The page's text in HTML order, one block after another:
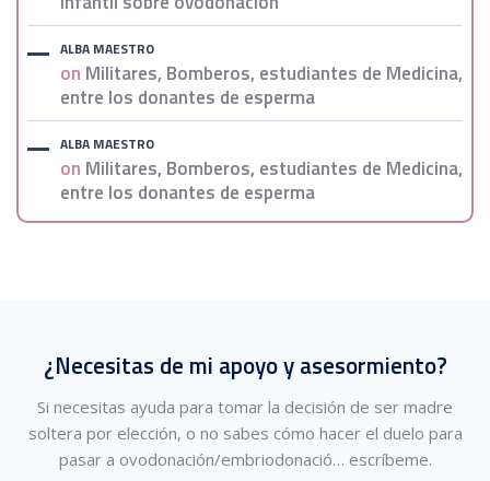
ALBA MAESTRO
on Militares, Bomberos, estudiantes de Medicina,
entre los donantes de esperma
ALBA MAESTRO
on Militares, Bomberos, estudiantes de Medicina,
entre los donantes de esperma
¿Necesitas de mi apoyo y asesormiento?
Si necesitas ayuda para tomar la decisión de ser madre
soltera por elección, o no sabes cómo hacer el duelo para
pasar a ovodonación/embriodonació… escríbeme.